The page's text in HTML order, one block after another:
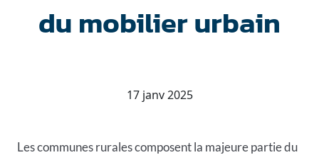
du mobilier urbain
17 janv 2025
Les communes rurales composent la majeure partie du